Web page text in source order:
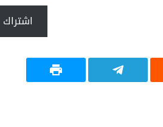
اشتراك